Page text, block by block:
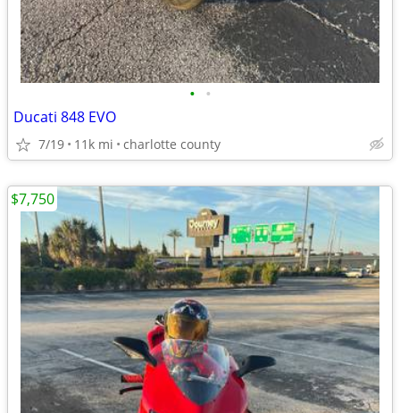
• •
Ducati 848 EVO
7/19 11k mi charlotte county
$7,750